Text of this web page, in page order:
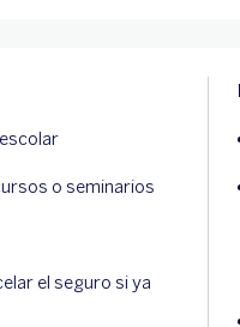
o seminarios
el seguro si ya